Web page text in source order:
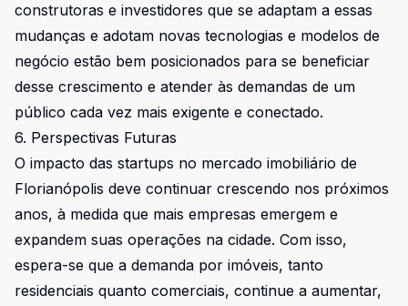
construtoras e investidores que se adaptam a essas
mudanças e adotam novas tecnologias e modelos de
negócio estão bem posicionados para se beneficiar
desse crescimento e atender às demandas de um
público cada vez mais exigente e conectado.
6. Perspectivas Futuras
O impacto das startups no mercado imobiliário de
Florianópolis deve continuar crescendo nos próximos
anos, à medida que mais empresas emergem e
expandem suas operações na cidade. Com isso,
espera-se que a demanda por imóveis, tanto
residenciais quanto comerciais, continue a aumentar,